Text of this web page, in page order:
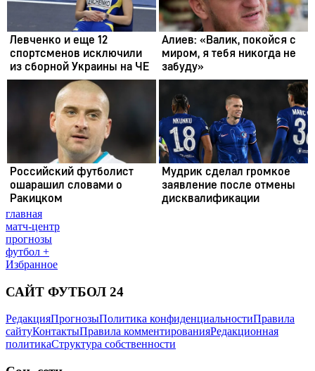
главная
матч-центр
прогнозы
футбол +
Избранное
САЙТ ФУТБОЛ 24
РедакцияПрогнозыПолитика конфиденциальностиПравила
сайтуКонтактыПравила комментированияРедакционная
политикаСтруктура собственности